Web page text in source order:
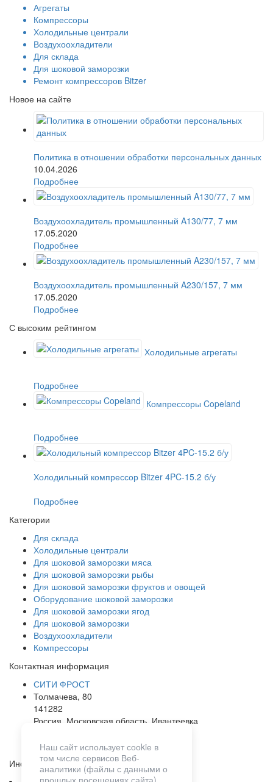
Агрегаты
Компрессоры
Холодильные централи
Воздухоохладители
Для склада
Для шоковой заморозки
Ремонт компрессоров Bitzer
Новое на сайте
Политика в отношении обработки персональных данных
10.04.2026
Подробнее
Воздухоохладитель промышленный A130/77, 7 мм
17.05.2020
Подробнее
Воздухоохладитель промышленный A230/157, 7 мм
17.05.2020
Подробнее
С высоким рейтингом
Холодильные агрегаты
Подробнее
Компрессоры Copeland
Подробнее
Холодильный компрессор Bitzer 4PC-15.2 б/у
Подробнее
Категории
Для склада
Холодильные централи
Для шоковой заморозки мяса
Для шоковой заморозки рыбы
Для шоковой заморозки фруктов и овощей
Оборудование шоковой заморозки
Для шоковой заморозки ягод
Для шоковой заморозки
Воздухоохладители
Компрессоры
Контактная информация
СИТИ ФРОСТ
Толмачева, 80
141282
Россия, Московская область, Ивантеевка
e-mail:info@cityfrost.ru
Информация
Наш сайт использует сооkiе в
том числе сервисов Веб-
аналитики (файлы с данными о
прошлых посещениях сайта).